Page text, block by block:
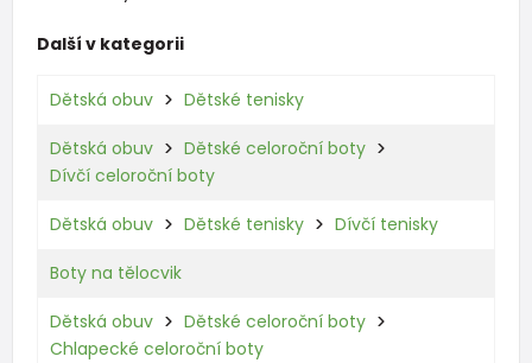
Další v kategorii
Dětská obuv Dětské tenisky
Dětská obuv
Dětské celoroční boty
Dívčí celoroční boty
Dětská obuv Dětské tenisky Dívčí tenisky
Boty na tělocvik
Dětská obuv
Dětské celoroční boty
Chlapecké celoroční boty